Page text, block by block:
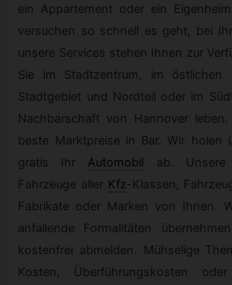
ein Appartement oder ein
versuchen so schnell es geht, bei
unsere Services stehen Ihnen zur
Sie im Stadtzentrum, im östlichen
Stadtgebiet und Nordteil oder im
Nachbarschaft von Hannover
beste Marktpreise in Bar. Wir holen
gratis Ihr
Automobil
ab. Unsere
Fahrzeuge aller Kfz- Klassen,
Fabrikate oder Marken von Ihnen.
anfallende Formalitäten
kostenfrei abmelden. Mühselige
Kosten, Überführungskosten oder